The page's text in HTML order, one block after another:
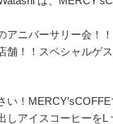
アニバーサリー会！！
舗！！スペシャルゲ
い！
しアイスコーヒーをL